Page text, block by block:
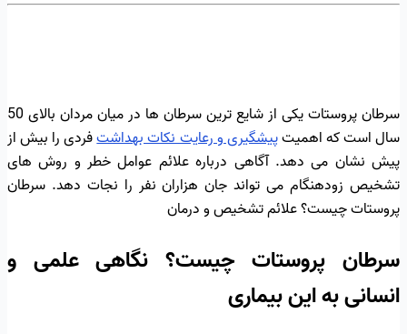
سرطان پروستات یکی از شایع ترین سرطان ها در میان مردان بالای 50
سال است که اهمیتپیشگیری و رعایت نکات بهداشتفردی را بیش از
پیش نشان می دهد. آگاهی درباره علائم عوامل خطر و روش های
تشخیص زودهنگام می تواند جان هزاران نفر را نجات دهد. سرطان
پروستات چیست؟ علائم تشخیص و درمان
سرطان پروستات چیست؟ نگاهی علمی و
انسانی به این بیماری